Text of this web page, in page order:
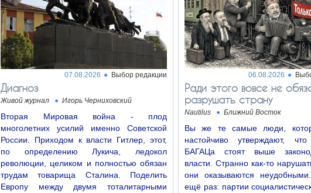
07.08.2026 Выбор редакции
Диагноз
Живой журнал Игорь Черниховский
Вторая Мировая война - плод
многолетних усилий именно Советской
России. Приходом к власти Гитлер, этот,
по определению Лукича, ледокол
революции, целиком и полностью обязан
трудам товарища Сталина. Поделить
Европу между двумя тоталитарными
06.08.2026
Ради этого вовсе не
разрушать страну
Nautilus Ближний Восток
Вы же те самые люди,
настойчиво утверждают,
БАГАЦа стоят выше
власти. Странно как-то
они оказываются
ещё раз: партии